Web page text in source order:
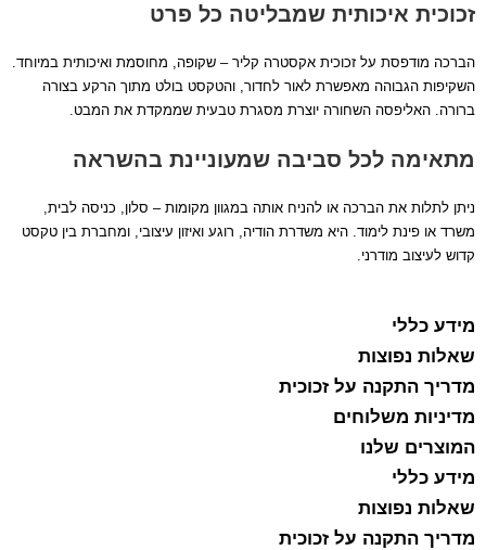
זכוכית איכותית שמבליטה כל פרט
הברכה מודפסת על זכוכית אקסטרה קליר – שקופה, מחוסמת ואיכותית במיוחד.
השקיפות הגבוהה מאפשרת לאור לחדור, והטקסט בולט מתוך הרקע בצורה
ברורה. האליפסה השחורה יוצרת מסגרת טבעית שממקדת את המבט.
מתאימה לכל סביבה שמעוניינת בהשראה
ניתן לתלות את הברכה או להניח אותה במגוון מקומות – סלון, כניסה לבית,
משרד או פינת לימוד. היא משדרת הודיה, רוגע ואיזון עיצובי, ומחברת בין טקסט
קדוש לעיצוב מודרני.
מידע כללי
שאלות נפוצות
מדריך התקנה על זכוכית
מדיניות משלוחים
המוצרים שלנו
מידע כללי
שאלות נפוצות
מדריך התקנה על זכוכית